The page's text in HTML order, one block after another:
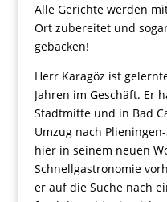
Alle Gerichte werden
Ort zubereitet und
gebacken!
Herr Karagöz ist
Jahren im Geschäft. Er
Stadtmitte und in Bad
Umzug nach
hier in seinem neuen
Schnellgastronomie
er auf die Suche nach